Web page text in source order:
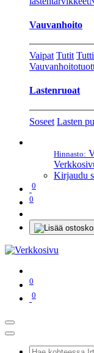
Vauvanhoito
Vaipat Tutit
Lastenruoat
Soseet Lasten
Hinnasto:
Kirjaudu
0
0
0
0